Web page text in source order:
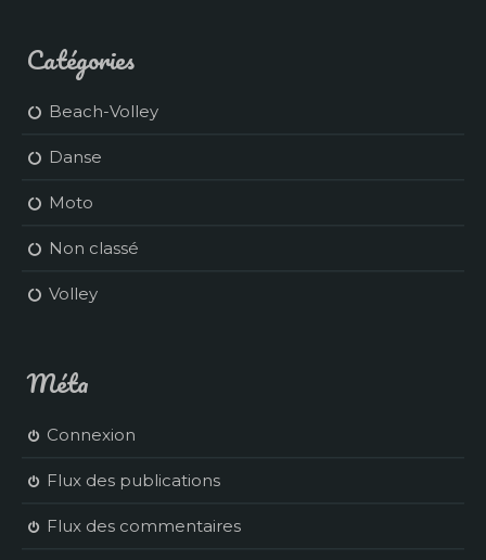
Catégories
Beach-Volley
Danse
Moto
Non classé
Volley
Méta
Connexion
Flux des publications
Flux des commentaires